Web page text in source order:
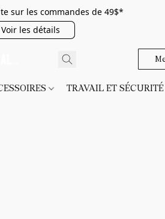
sur les commandes de 49$*
Voir les détails
TRAVAIL ET